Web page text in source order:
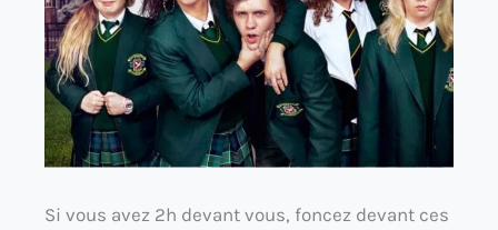
Si vous avez 2h devant vous, foncez devant ces